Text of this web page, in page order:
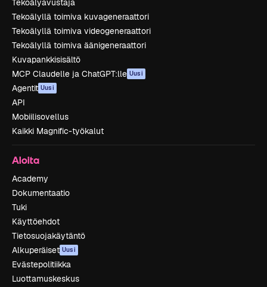
Tekoälyavustaja
Tekoälyllä toimiva kuvageneraattori
Tekoälyllä toimiva videogeneraattori
Tekoälyllä toimiva äänigeneraattori
Kuvapankkisisältö
MCP Claudelle ja ChatGPT:lle Uusi
Agentit Uusi
API
Mobiilisovellus
Kaikki Magnific-työkalut
Aloita
Academy
Dokumentaatio
Tuki
Käyttöehdot
Tietosuojakäytäntö
Alkuperäiset Uusi
Evästepolitiikka
Luottamuskeskus